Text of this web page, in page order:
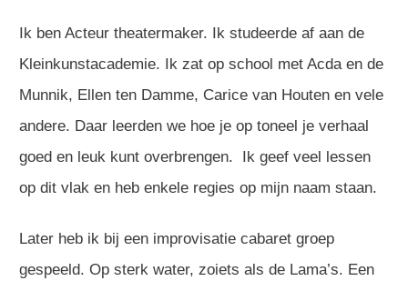
Ik ben Acteur theatermaker. Ik studeerde af aan de
Kleinkunstacademie. Ik zat op school met Acda en de
Munnik, Ellen ten Damme, Carice van Houten en vele
andere. Daar leerden we hoe je op toneel je verhaal
goed en leuk kunt overbrengen. Ik geef veel lessen
op dit vlak en heb enkele regies op mijn naam staan.
Later heb ik bij een improvisatie cabaret groep
gespeeld. Op sterk water, zoiets als de Lama’s. Een